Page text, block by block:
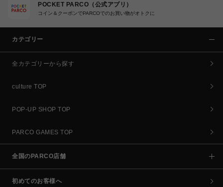
POCKET PARCO（公式アプリ）
コイン＆クーポンでPARCOでのお買い物がオトクに
カテゴリー
全カテゴリーから探す
culture TOP
POP-UP SHOP TOP
PARCO GAMES TOP
全国のPARCO店舗
初めてのお客様へ